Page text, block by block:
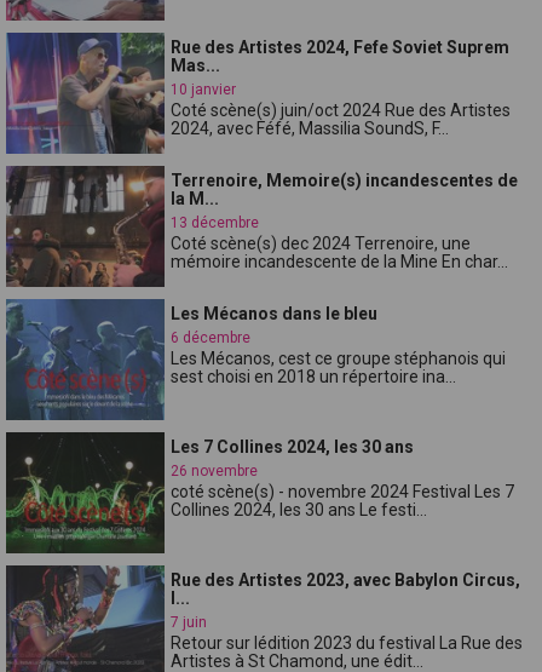
Rue des Artistes 2024, Fefe Soviet Suprem
Mas...
10 janvier
Coté scène(s) juin/oct 2024 Rue des Artistes
2024, avec Féfé, Massilia SoundS, F...
Terrenoire, Memoire(s) incandescentes de
la M...
13 décembre
Coté scène(s) dec 2024 Terrenoire, une
mémoire incandescente de la Mine En char...
Les Mécanos dans le bleu
6 décembre
Les Mécanos, cest ce groupe stéphanois qui
sest choisi en 2018 un répertoire ina...
Les 7 Collines 2024, les 30 ans
26 novembre
coté scène(s) - novembre 2024 Festival Les 7
Collines 2024, les 30 ans Le festi...
Rue des Artistes 2023, avec Babylon Circus,
l...
7 juin
Retour sur lédition 2023 du festival La Rue des
Artistes à St Chamond, une édit...